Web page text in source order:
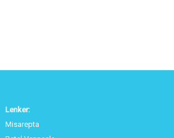
Lenker:
Misarepta